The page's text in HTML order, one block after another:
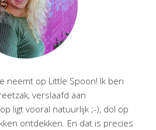
neemt op Little Spoon! Ik ben
verslaafd aan
ligt vooral natuurlijk ;-), dol op
ontdekken. En dat is precies